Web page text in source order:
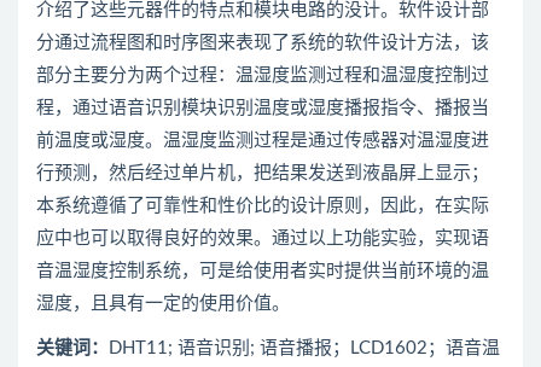
介绍了这些元器件的特点和模块电路的没计。软件设计部
分通过流程图和时序图来表现了系统的软件设计方法，该
部分主要分为两个过程：温湿度监测过程和温湿度控制过
程，通过语音识别模块识别温度或湿度播报指令、播报当
前温度或湿度。温湿度监测过程是通过传感器对温湿度进
行预测，然后经过单片机，把结果发送到液晶屏上显示；
本系统遵循了可靠性和性价比的设计原则，因此，在实际
应中也可以取得良好的效果。通过以上功能实验，实现语
音温湿度控制系统，可是给使用者实时提供当前环境的温
湿度，且具有一定的使用价值。
关键词：
DHT11; 语音识别; 语音播报；LCD1602；语音温